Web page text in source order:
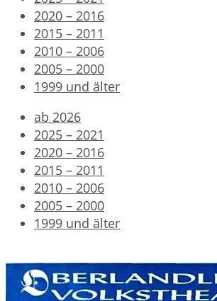
2020 – 2016
2015 – 2011
2010 – 2006
2005 – 2000
1999 und älter
ab 2026
2025 – 2021
2020 – 2016
2015 – 2011
2010 – 2006
2005 – 2000
1999 und älter